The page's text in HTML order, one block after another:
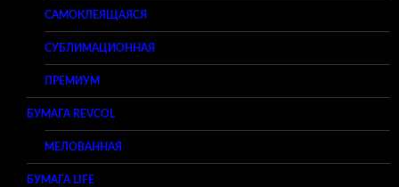
САМОКЛЕЯЩАЯСЯ
СУБЛИМАЦИОННАЯ
ПРЕМИУМ
БУМАГА REVCOL
МЕЛОВАННАЯ
БУМАГА LIFE